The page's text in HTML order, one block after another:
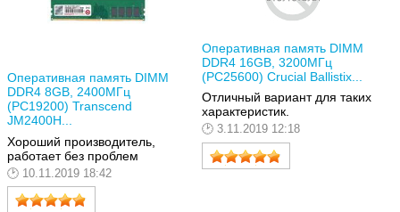
Оперативная память DIMM
DDR4 8GB, 2400МГц
(PC19200) Transcend
JM2400H...
Хороший производитель,
работает без проблем
10.11.2019 18:42
Оперативная память DIMM
DDR4 16GB, 3200МГц
(PC25600) Crucial Ballistix...
Отличный вариант для таких
характеристик.
3.11.2019 12:18